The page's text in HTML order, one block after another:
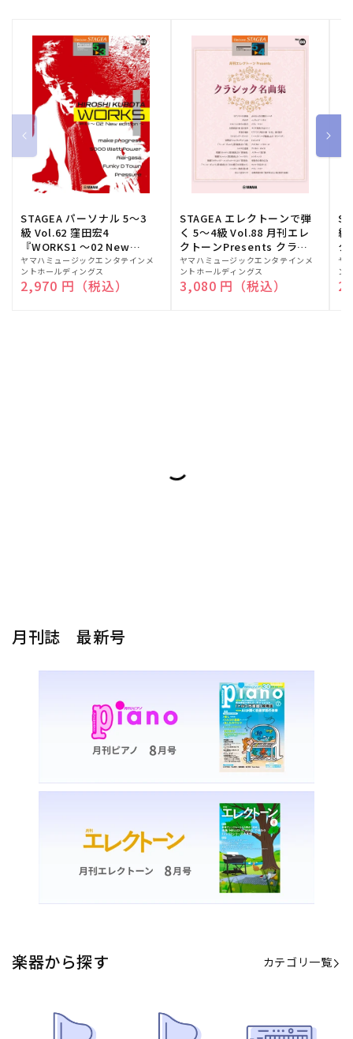
STAGEA パーソナル 5～3
級 Vol.62 窪田宏4
『WORKS1 ～02 New
edition～』
販
売
元:
ヤマハミュージックエンタテインメ
ントホールディングス
通常価格
2,970 円（税込）
STAGEA エレクトーンで弾
く 5～4級 Vol.88 月刊エレ
クトーンPresents クラシ
ック名曲集
販
売
元:
ヤマハミュージックエンタテインメ
ントホールディングス
通常価格
3,080 円（税込）
級
ク
販
売
元:
ヤ
ン
月刊誌 最新号
楽器から探す カテゴリ一覧